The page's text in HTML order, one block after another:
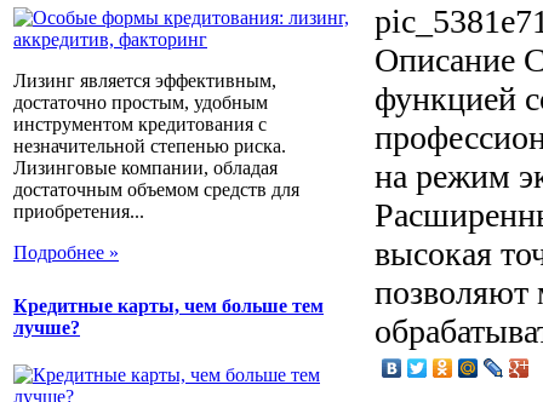
Лизинг является эффективным,
достаточно простым, удобным
инструментом кредитования с
незначительной степенью риска.
Лизинговые компании, обладая
достаточным объемом средств для
приобретения...
Подробнее »
Кредитные карты, чем больше тем
лучше?
Описание
функцией
на режим
высокая
позволяют